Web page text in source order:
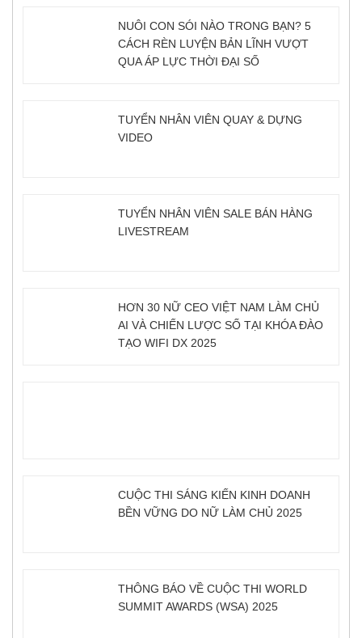
NUÔI CON SÓI NÀO TRONG BẠN? 5
CÁCH RÈN LUYỆN BẢN LĨNH VƯỢT
QUA ÁP LỰC THỜI ĐẠI SỐ
TUYỂN NHÂN VIÊN QUAY & DỰNG
VIDEO
TUYỂN NHÂN VIÊN SALE BÁN HÀNG
LIVESTREAM
HƠN 30 NỮ CEO VIỆT NAM LÀM CHỦ
AI VÀ CHIẾN LƯỢC SỐ TẠI KHÓA ĐÀO
TẠO WIFI DX 2025
CUỘC THI SÁNG KIẾN KINH DOANH
BỀN VỮNG DO NỮ LÀM CHỦ 2025
THÔNG BÁO VỀ CUỘC THI WORLD
SUMMIT AWARDS (WSA) 2025